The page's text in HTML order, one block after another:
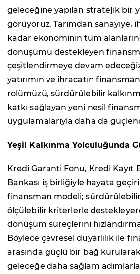
geleceğine yapılan stratejik bir
görüyoruz. Tarımdan sanayiye,
kadar ekonominin tüm
dönüşümü destekleyen
çeşitlendirmeye devam
yatırımın ve ihracatın
rolümüzü, sürdürülebilir
katkı sağlayan yeni nesil
uygulamalarıyla daha da
Yeşil Kalkınma Yolculuğunda
Kredi Garanti Fonu, Kredi Kayıt
Bankası iş birliğiyle hayata
finansman modeli;
ölçülebilir kriterlerle
dönüşüm süreçlerini
Böylece çevresel duyarlılık ile
arasında güçlü bir bağ
geleceğe daha sağlam adımlarla